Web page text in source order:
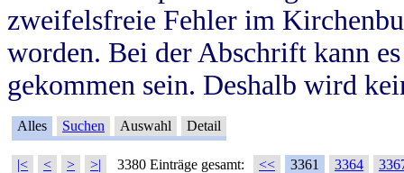
zweifelsfreie Fehler im
worden. Bei der Abschrift kann
gekommen sein. Deshalb wird
Alles Suchen Auswahl Detail
|< < > >| 3380 Einträge gesamt: << 3361 3364